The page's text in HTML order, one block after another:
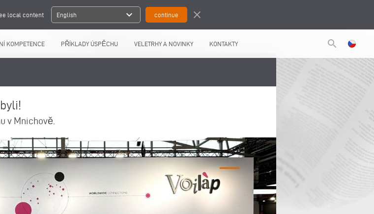
local content English expand_more close
KOMPETENCE PŘÍKLADY ÚSPĚCHU VELETRHY A NOVINKY KONTAKTY search
v Mnichově.